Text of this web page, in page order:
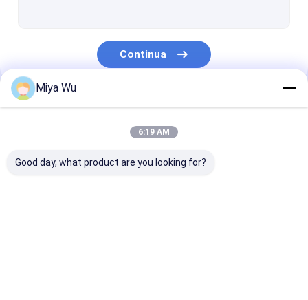
Bottiglie di vetro Boston
Bottiglie del contagoccia del siero
Continua
Le Nostre Categorie
Miya Wu
6:19 AM
Good day, what product are you looking for?